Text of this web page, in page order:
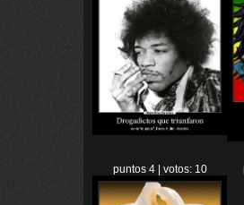
puntos 4 | votos: 10